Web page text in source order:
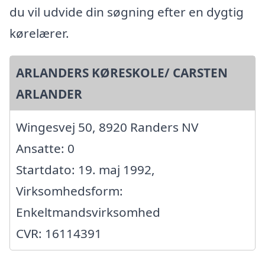
du vil udvide din søgning efter en dygtig
kørelærer.
ARLANDERS KØRESKOLE/ CARSTEN
ARLANDER
Wingesvej 50, 8920 Randers NV
Ansatte: 0
Startdato: 19. maj 1992,
Virksomhedsform:
Enkeltmandsvirksomhed
CVR: 16114391